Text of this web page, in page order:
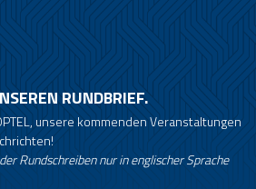
RUNDBRIEF.
unsere kommenden Veranstaltungen
Rundschreiben nur in englischer Sprache